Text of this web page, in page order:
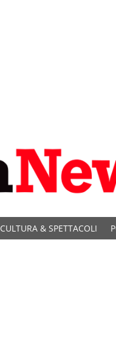
CULTURA & SPETTACOLI